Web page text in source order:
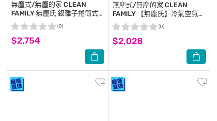
無塵式/無塵的家 CLEAN
FAMILY無塵氏 銀離子捲筒式
空氣濾網 6盒/箱
(38cm*360cm x6盒/箱)-箱購
$2,754
(0)
無塵式/無塵的家 CLEAN
FAMILY 【無塵氏】冷氣空氣濾
網(12盒/箱)-箱購
$2,028
(0)